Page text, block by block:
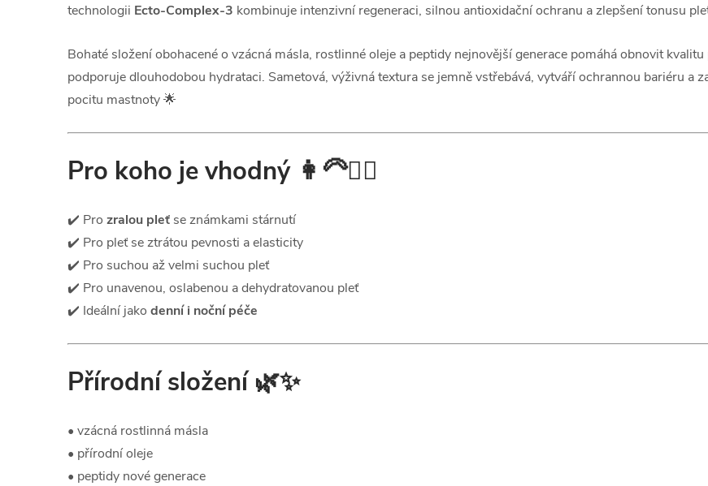
technologii Ecto-Complex-3 kombinuje intenzivní regeneraci, silnou antioxidační ochranu a zlepšení tonusu
Bohaté složení obohacené o vzácná másla, rostlinné oleje a peptidy nejnovější generace pomáhá obnovit
podporuje dlouhodobou hydrataci. Sametová, výživná textura se jemně vstřebává, vytváří ochrannou bariéru a
pocitu mastnoty 🌟
Pro koho je vhodný👩‍🦳💆‍♀️
✔️ Pro zralou pleť se známkami stárnutí
✔️ Pro pleť se ztrátou pevnosti a elasticity
✔️ Pro suchou až velmi suchou pleť
✔️ Pro unavenou, oslabenou a dehydratovanou pleť
✔️ Ideální jako denní i noční péče
Přírodní složení🌿✨
• vzácná rostlinná másla
• přírodní oleje
• peptidy nové generace